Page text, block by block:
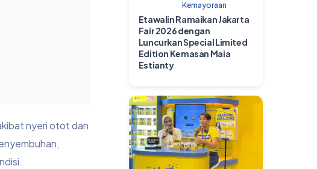
nyeri otot dan
Kemayoraan
Etawalin Ramaikan Jakarta
Fair 2026 dengan
Luncurkan Special Limited
Edition Kemasan Maia
Estianty